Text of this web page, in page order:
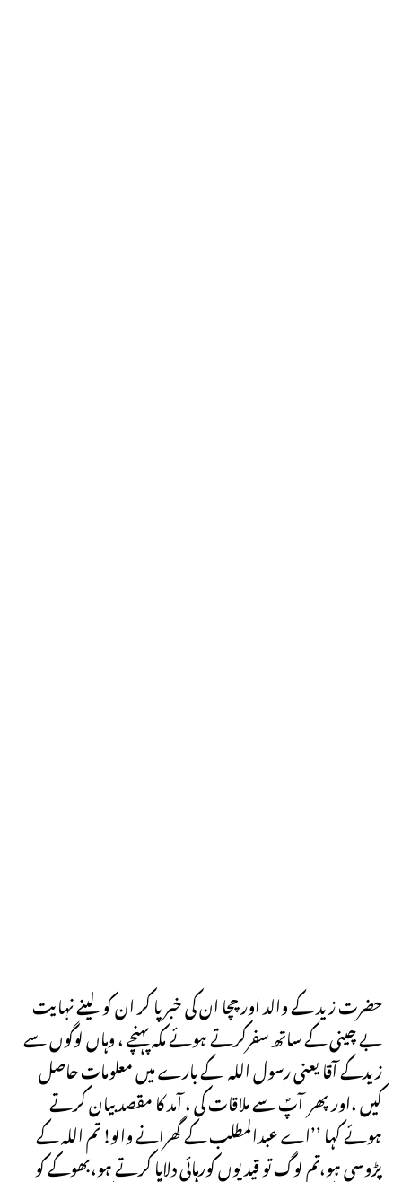
حضرت زید کے والد اور چچا ان کی خبر پا کر ان کو لینے نہایت
بے چینی کے ساتھ سفرکرتے ہوئے مکہ پہنچے ، وہاں لوگوں سے
زیدکے آقا یعنی رسول اللہ کے بارے میں معلومات حاصل
کیں ،اور پھر آپؐ سے ملاقات کی ، آمد کا مقصد بیان کرتے
ہوئے کہا ’’اے عبدالمطلب کے گھرانے والو! تم اللہ کے
پڑوسی ہو،تم لوگ تو قیدیوں کورہائی دلایا کرتے ہو،بھوکے کو